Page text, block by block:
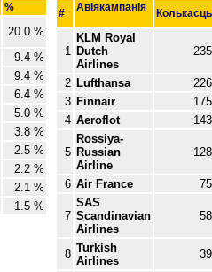
%
20.0 %
9.4 %
9.4 %
6.4 %
5.0 %
3.8 %
2.5 %
2.2 %
2.1 %
1.5 %
# Авіякампанія Колькасць
1
KLM Royal
Dutch
Airlines
235
2 Lufthansa
226
3 Finnair
175
4 Aeroflot 143
5
Rossiya-
Russian
Airline
128
6 Air France 75
7
SAS
Scandinavian
Airlines
58
8 Turkish
Airlines
39